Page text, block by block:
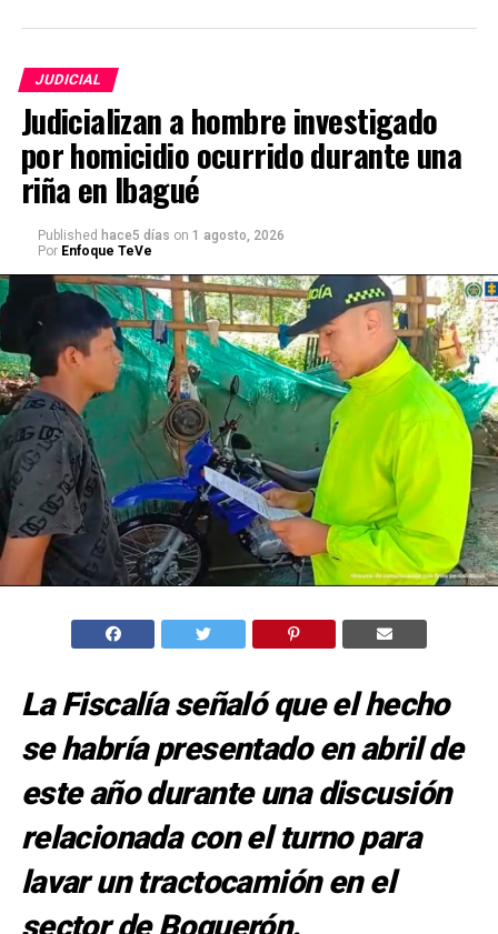
JUDICIAL
Judicializan a hombre investigado
por homicidio ocurrido durante una
riña en Ibagué
Published hace5 días on 1 agosto, 2026
Por Enfoque TeVe
La Fiscalía señaló que el hecho
se habría presentado en abril de
este año durante una discusión
relacionada con el turno para
lavar un tractocamión en el